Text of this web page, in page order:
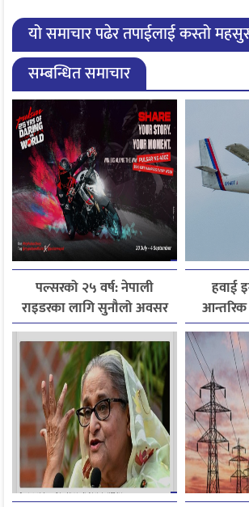
यो समाचार पढेर तपाईलाई कस्तो
सम्बन्धित समाचार
पल्सरको २५ वर्ष: नेपाली
राइडरका लागि सुनौलो अवसर
कथा सुनाउनुहोस्, पल्सर
जित्नुहोस्
हवाई
आन्तरिक